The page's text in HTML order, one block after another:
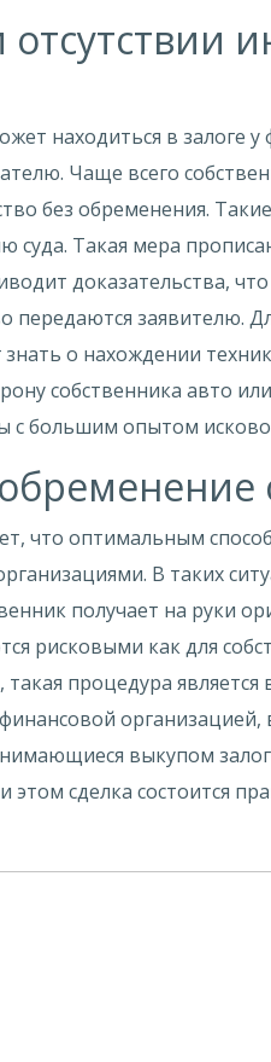
находиться в
Чаще всего
без обременения.
Такая мера
доказательства,
передаются
знать о нахождении
собственника авто
с большим опытом
что оптимальным
В таких
получает на руки
рисковыми как для
такая процедура
финансовой
выкупом
сделка состоится